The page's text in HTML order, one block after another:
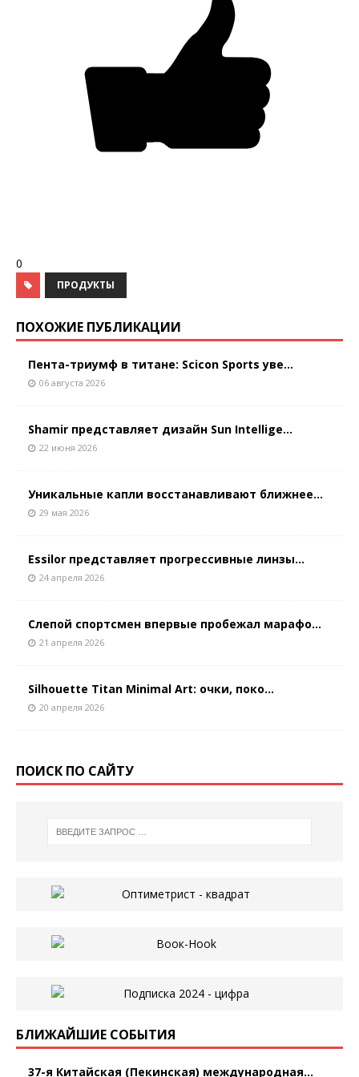
0
ПРОДУКТЫ
ПОХОЖИЕ ПУБЛИКАЦИИ
Пента-триумф в титане: Scicon Sports уве...
06 августа 2026
Shamir представляет дизайн Sun Intellige...
22 июня 2026
Уникальные капли восстанавливают ближнее...
29 мая 2026
Essilor представляет прогрессивные линзы...
24 апреля 2026
Слепой спортсмен впервые пробежал марафо...
21 апреля 2026
Silhouette Titan Minimal Art: очки, поко...
20 апреля 2026
ПОИСК ПО САЙТУ
БЛИЖАЙШИЕ СОБЫТИЯ
37-я Китайская (Пекинская) международная...